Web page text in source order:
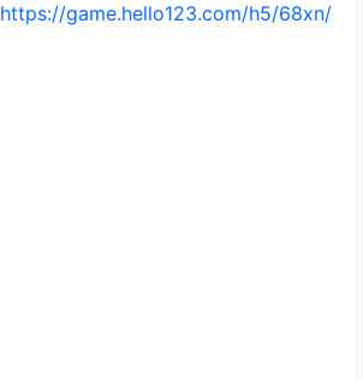
https://game.hello123.com/h5/68xn/